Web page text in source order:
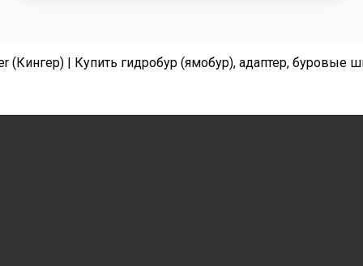
(Кингер) | Купить гидробур (ямобур), адаптер, буровые